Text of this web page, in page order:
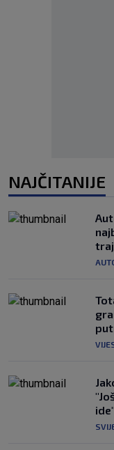
NAJČITANIJE
ide"